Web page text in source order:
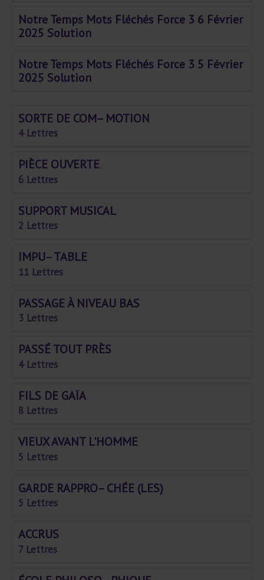
Notre Temps Mots Fléchés Force 3 6 Février
2025 Solution
Notre Temps Mots Fléchés Force 3 5 Février
2025 Solution
SORTE DE COM– MOTION
4 Lettres
PIÈCE OUVERTE
6 Lettres
SUPPORT MUSICAL
2 Lettres
IMPU– TABLE
11 Lettres
PASSAGE À NIVEAU BAS
3 Lettres
PASSÉ TOUT PRÈS
4 Lettres
FILS DE GAÏA
8 Lettres
VIEUX AVANT L'HOMME
5 Lettres
GARDE RAPPRO– CHÉE (LES)
5 Lettres
ACCRUS
7 Lettres